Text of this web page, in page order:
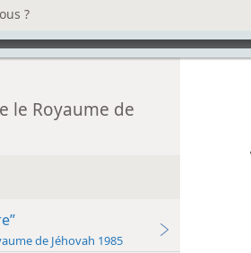
?
le Royaume de
La Tour de Garde annonce le Royaume de Jéhovah 1985